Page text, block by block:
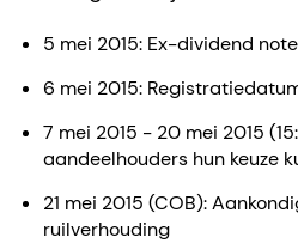
5 mei 2015: Ex-dividend
6 mei 2015:
7 mei 2015 - 20 mei 2015
aandeelhouders hun keuze
21 mei 2015 (COB):
ruilverhouding